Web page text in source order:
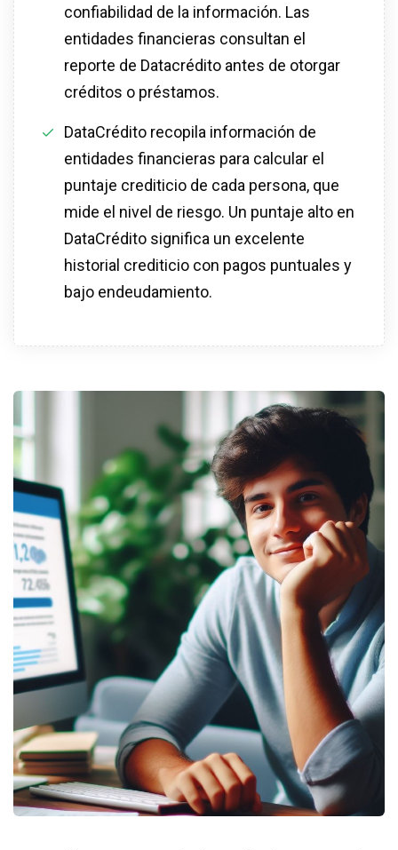
confiabilidad de la información. Las
entidades financieras consultan el
reporte de Datacrédito antes de otorgar
créditos o préstamos.
DataCrédito recopila información de
entidades financieras para calcular el
puntaje crediticio de cada persona, que
mide el nivel de riesgo. Un puntaje alto en
DataCrédito significa un excelente
historial crediticio con pagos puntuales y
bajo endeudamiento.